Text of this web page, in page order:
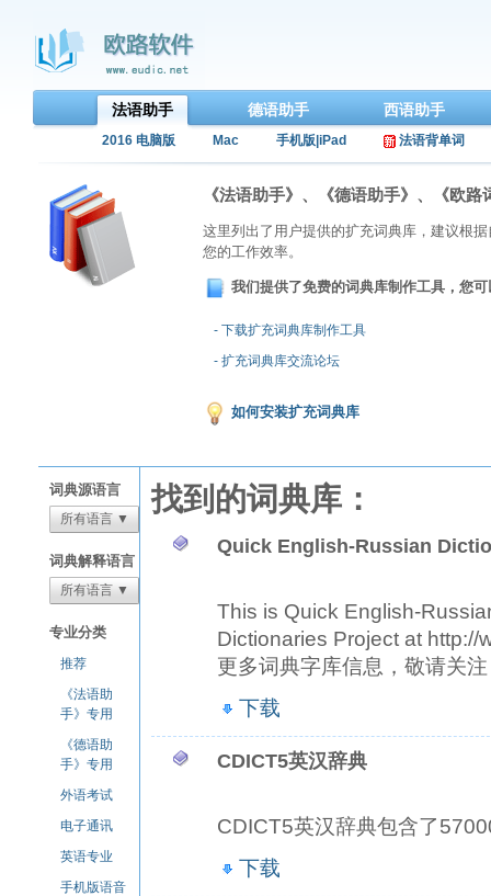
法语助手 德语助手 西语助手
2016 电脑版 Mac 手机版|iPad 法语背单词
《法语助手》、《德语助手》、《欧
这里列出了用户提供的扩充词典库，建议根
您的工作效率。
我们提供了免费的词典库制作工具，您
- 下载扩充词典库制作工具
- 扩充词典库交流论坛
如何安装扩充词典库
词典源语言
所有语言 ▼
词典解释语言
所有语言 ▼
专业分类
推荐
《法语助
手》专用
《德语助
手》专用
外语考试
电子通讯
英语专业
手机版语音
找到的词典库：
Quick English-Russian
This is Quick English-
Dictionaries Project at http://
更多词典字库信息，敬请关
下载
CDICT5英汉辞典
CDICT5英汉辞典包含了
下载